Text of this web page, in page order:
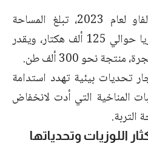
وفقاً لإحصائيات منظمة الفاو لعام 2023، تبلغ المساحة
المزروعة باللوزيات في سوريا حوالي 125 ألف هكتار، ويقدر
تحديات بيئية تهدد استدامة
المناخية التي أدت لانخفاض
التربة.
اللوزيات وتحدياتها